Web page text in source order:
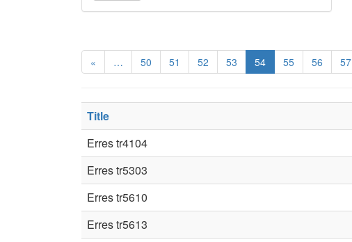
« … 50 51 52 53 54 55 56 57
Title
Erres tr4104
Erres tr5303
Erres tr5610
Erres tr5613